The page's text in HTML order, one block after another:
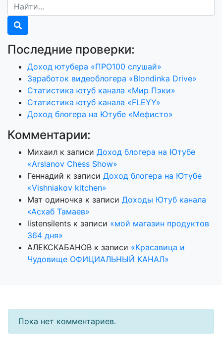
Последние проверки:
Доход ютубера «ПРО100 слушай»
Заработок видеоблогера «Blondinka Drive»
Статистика ютуб канала «Мир Пэки»
Статистика ютуб канала «FLEYY»
Доход блогера на Ютубе «Мефисто»
Комментарии:
Михаил к записи Доход блогера на Ютубе
«Arslanov Chess Show»
Геннадий к записи Доход блогера на Ютубе
«Vishniakov kitchen»
Мат одиночка к записи Доходы Ютуб канала
«Асхаб Тамаев»
listensilents к записи «мой магазин продуктов
364 дня»
АЛЕКСКАБАНОВ к записи «Красавица и
Чудовище ОФИЦИАЛЬНЫЙ КАНАЛ»
Пока нет комментариев.